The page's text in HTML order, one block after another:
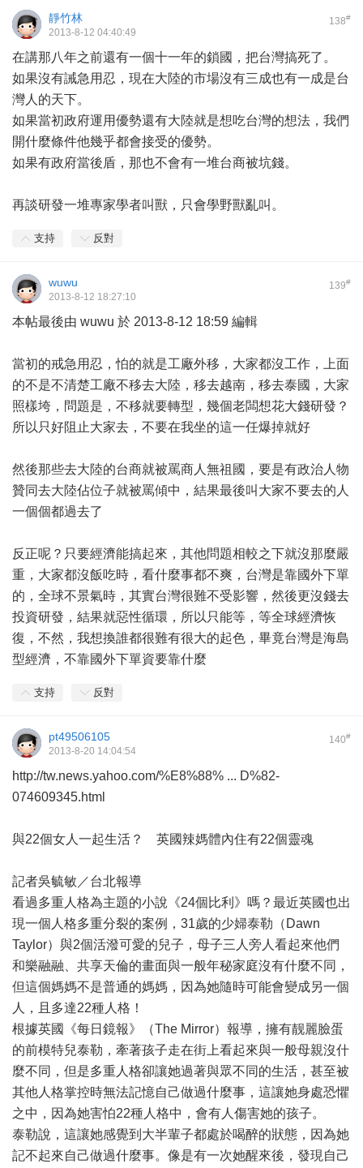
138#
靜竹林
2013-8-12 04:40:49
在講那八年之前還有一個十一年的鎖國，把台灣搞死了。
如果沒有誡急用忍，現在大陸的市場沒有三成也有一成是台
灣人的天下。
如果當初政府運用優勢還有大陸就是想吃台灣的想法，我們
開什麼條件他幾乎都會接受的優勢。
如果有政府當後盾，那也不會有一堆台商被坑錢。
再談研發一堆專家學者叫獸，只會學野獸亂叫。
支持 反對
139#
wuwu
2013-8-12 18:27:10
本帖最後由 wuwu 於 2013-8-12 18:59 編輯
當初的戒急用忍，怕的就是工廠外移，大家都沒工作，上面
的不是不清楚工廠不移去大陸，移去越南，移去泰國，大家
照樣垮，問題是，不移就要轉型，幾個老闆想花大錢研發？
所以只好阻止大家去，不要在我坐的這一任爆掉就好
然後那些去大陸的台商就被罵商人無祖國，要是有政治人物
贊同去大陸佔位子就被罵傾中，結果最後叫大家不要去的人
一個個都過去了
反正呢？只要經濟能搞起來，其他問題相較之下就沒那麼嚴
重，大家都沒飯吃時，看什麼事都不爽，台灣是靠國外下單
的，全球不景氣時，其實台灣很難不受影響，然後更沒錢去
投資研發，結果就惡性循環，所以只能等，等全球經濟恢
復，不然，我想換誰都很難有很大的起色，畢竟台灣是海島
型經濟，不靠國外下單資要靠什麼
支持 反對
140#
pt49506105
2013-8-20 14:04:54
http://tw.news.yahoo.com/%E8%88% ... D%82-
074609345.html
與22個女人一起生活？ 英國辣媽體內住有22個靈魂
記者吳毓敏／台北報導
看過多重人格為主題的小說《24個比利》嗎？最近英國也出
現一個人格多重分裂的案例，31歲的少婦泰勒（Dawn
Taylor）與2個活潑可愛的兒子，母子三人旁人看起來他們
和樂融融、共享天倫的畫面與一般年秘家庭沒有什麼不同，
但這個媽媽不是普通的媽媽，因為她隨時可能會變成另一個
人，且多達22種人格！
根據英國《每日鏡報》（The Mirror）報導，擁有靓麗臉蛋
的前模特兒泰勒，牽著孩子走在街上看起來與一般母親沒什
麼不同，但是多重人格卻讓她過著與眾不同的生活，甚至被
其他人格掌控時無法記憶自己做過什麼事，這讓她身處恐懼
之中，因為她害怕22種人格中，會有人傷害她的孩子。
泰勒說，這讓她感覺到大半輩子都處於喝醉的狀態，因為她
記不起來自己做過什麼事。像是有一次她醒來後，發現自己